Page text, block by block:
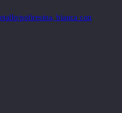
poliresina, bianca con